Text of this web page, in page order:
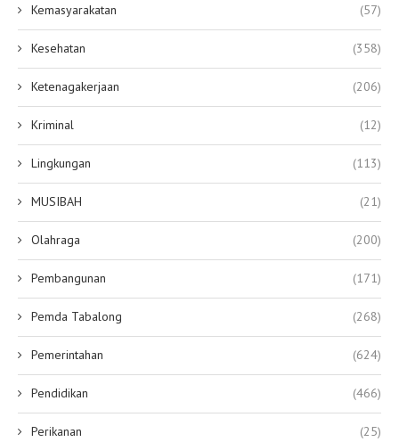
Kemasyarakatan (57)
Kesehatan (358)
Ketenagakerjaan (206)
Kriminal (12)
Lingkungan (113)
MUSIBAH (21)
Olahraga (200)
Pembangunan (171)
Pemda Tabalong (268)
Pemerintahan (624)
Pendidikan (466)
Perikanan (25)